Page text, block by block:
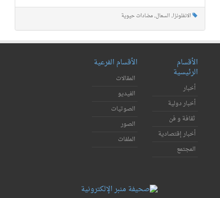
الانفلونزا, السعال, مضادات حيوية
الأقسام
الرئيسية
أخبار
أخبار دولية
ثقافة و فن
أخبار إقتصادية
المجتمع
الأقسام الفرعية
المقالات
الفيديو
الصوتيات
الصور
الملفات